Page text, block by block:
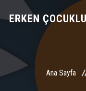
HAKKIMIZDA
KURS MERKEZLERİ
BRANŞLAR
ERKEN
Ana Sayfa